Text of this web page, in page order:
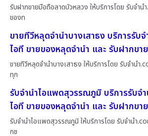
รับฝากขายมือถือลาดบัวหลวง ให้บริการโดย รับจํานํ
ของท
ขายทีวีหลุดจำนำบางเสาธง บริการรับ
ไอที ขายของหลุดจำนำ และ รับฝากข
ขายทีวีหลุดจำนำบางเสาธง ให้บริการโดย รับจํานํา
ทุก
รับจำนำไอแพดสุวรรณภูมิ บริการรับจ
ไอที ขายของหลุดจำนำ และ รับฝากข
รับจำนำไอแพดสุวรรณภูมิ ให้บริการโดย รับจํานํา
กช